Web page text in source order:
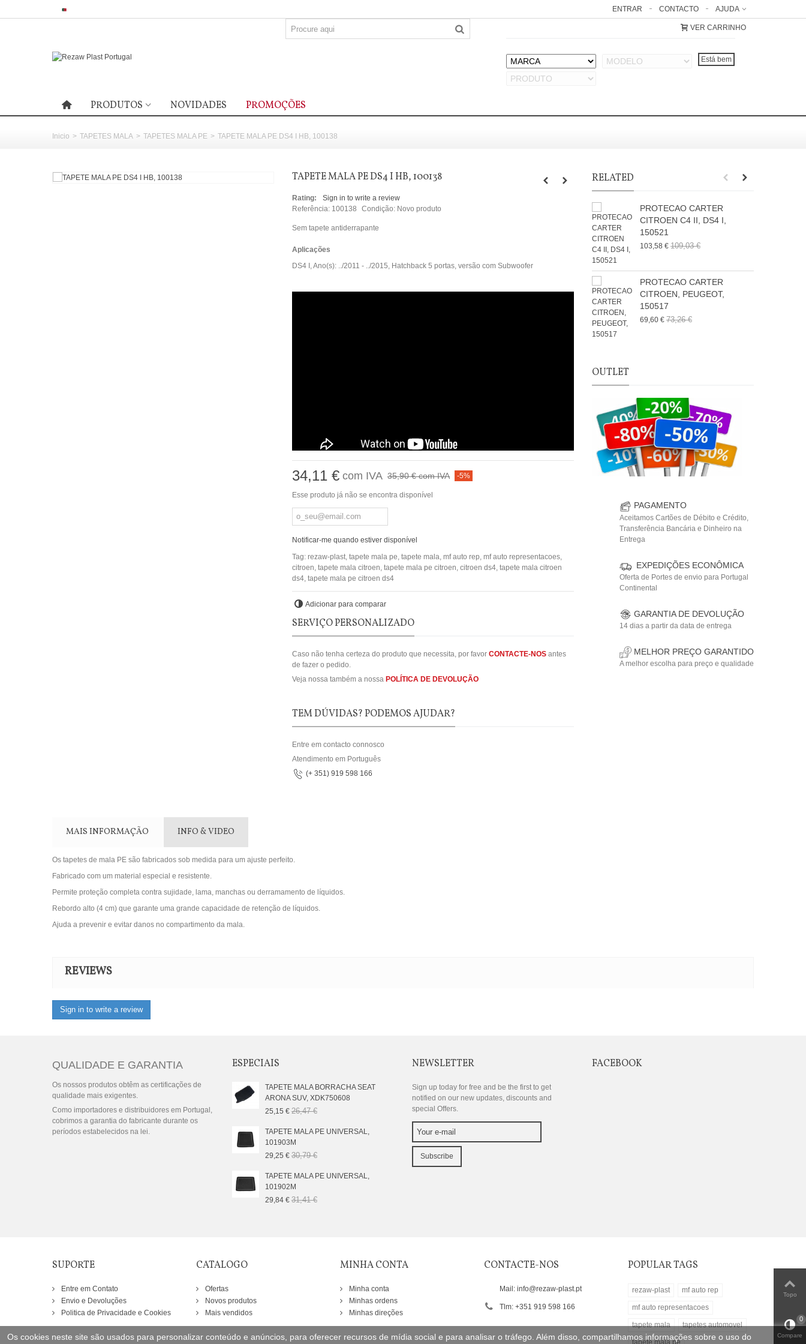
Os cookies neste site são usados para personalizar conteúdo e anúncios, para oferecer recursos de mídia social e para analisar o tráfego. Além disso, compartilhamos informações sobre o uso do
AJUDA
CONTACTO
ENTRAR
VER CARRINHO
PRODUTOS NOVIDADES PROMOÇÕES
Inicio > TAPETES MALA > TAPETES MALA PE > TAPETE MALA PE DS4 I HB, 100138
TAPETE MALA PE DS4 I HB, 100138
Rating:
Sign in to write a review
Referência: 100138 Condição: Novo produto
Sem tapete antiderrapante
Aplicações
DS4 I, Ano(s): ../2011 - ../2015, Hatchback 5 portas, versão com Subwoofer
34,11 €com IVA 35,90 €com IVA -5%
Esse produto já não se encontra disponível
Notificar-me quando estiver disponível
Tag: rezaw-plast, tapete mala pe tapete mala mf auto rep mf auto representacoes,
citroen tapete mala citroen tapete mala pe citroen citroen ds4, tapete mala citroen
ds4, tapete mala pe citroen ds4
Adicionar para comparar
SERVIÇO PERSONALIZADO
Caso não tenha certeza do produto que necessita, por favor CONTACTE-NOSantes
de fazer o pedido.
Veja nossa também a nossa POLÍTICA DE DEVOLUÇÃO
TEM DÚVIDAS? PODEMOS AJUDAR?
Entre em contacto connosco
Atendimento em Português
(+ 351) 919 598 166
RELATED
PROTECAO CARTER
CITROEN C4 II, DS4 I,
150521
103,58 € 109,03 €
PROTECAO CARTER
CITROEN, PEUGEOT,
150517
69,60 € 73,26 €
OUTLET
PAGAMENTO
Aceitamos Cartões de Débito e Crédito,
Transferência Bancária e Dinheiro na
Entrega
EXPEDIÇÕES ECONÔMICA
Oferta de Portes de envio para Portugal
Continental
GARANTIA DE DEVOLUÇÃO
14 dias a partir da data de entrega
MELHOR PREÇO GARANTIDO
A melhor escolha para preço e qualidade
MAIS INFORMAÇÃO INFO & VIDEO
Os tapetes de mala PE são fabricados sob medida para um ajuste perfeito.
Fabricado com um material especial e resistente.
Permite proteção completa contra sujidade, lama, manchas ou derramamento de líquidos.
Rebordo alto (4 cm) que garante uma grande capacidade de retenção de líquidos.
Ajuda a prevenir e evitar danos no compartimento da mala.
REVIEWS
Sign in to write a review
QUALIDADE E GARANTIA
Os nossos produtos obtêm as certificações de
qualidade mais exigentes.
Como importadores e distribuidores em Portugal,
cobrimos a garantia do fabricante durante os
períodos estabelecidos na lei.
ESPECIAIS
TAPETE MALA BORRACHA SEAT
ARONA SUV, XDK750608
25,15 € 26,47 €
TAPETE MALA PE UNIVERSAL,
101903M
29,25 € 30,79 €
TAPETE MALA PE UNIVERSAL,
101902M
29,84 € 31,41 €
NEWSLETTER
Sign up today for free and be the first to get
notified on our new updates, discounts and
special Offers.
Subscribe
FACEBOOK
SUPORTE
Entre em Contato
Envio e Devoluções
Politica de Privacidade e Cookies
CATALOGO
Ofertas
Novos produtos
Mais vendidos
MINHA CONTA
Minha conta
Minhas ordens
Minhas direções
CONTACTE-NOS
Mail: info@rezaw-plast.pt
Tlm: +351 919 598 166
POPULAR TAGS
rezaw-plast mf auto rep
mf auto representacoes
tapete mala tapetes automovel
tapete mala pe
Topo
Compare
0